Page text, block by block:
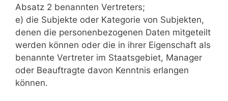
Absatz 2 benannten Vertreters;
e) die Subjekte oder Kategorie von Subjekten,
denen die personenbezogenen Daten mitgeteilt
werden können oder die in ihrer Eigenschaft als
benannte Vertreter im Staatsgebiet, Manager
oder Beauftragte davon Kenntnis erlangen
können.